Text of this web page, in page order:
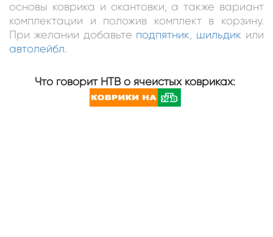
основы коврика и окантовки, а также вариант
комплектации и положив комплект в корзину.
При желании добавьте подпятник, шильдик или
автолейбл.
Что говорит НТВ о ячеистых ковриках: